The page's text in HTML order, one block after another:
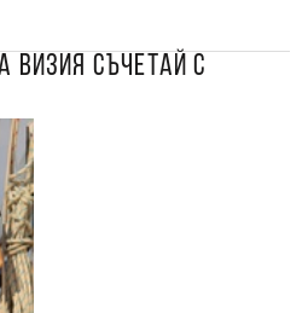
ВИЗИЯ СЪЧЕТАЙ С